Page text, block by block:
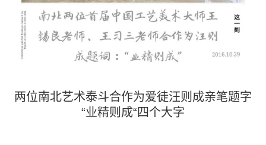
两位南北艺术泰斗合作为爱徒汪则成亲笔题字
“业精则成“四个大字